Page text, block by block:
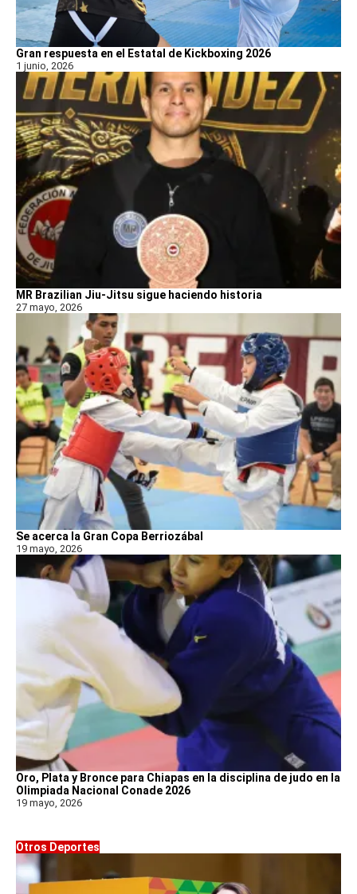
Gran respuesta en el Estatal de Kickboxing 2026
1 junio, 2026
MR Brazilian Jiu-Jitsu sigue haciendo historia
27 mayo, 2026
Se acerca la Gran Copa Berriozábal
19 mayo, 2026
Oro, Plata y Bronce para Chiapas en la disciplina de judo en la
Olimpiada Nacional Conade 2026
19 mayo, 2026
Otros Deportes